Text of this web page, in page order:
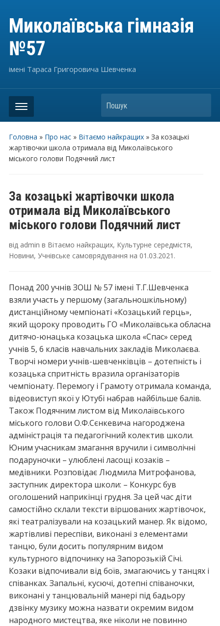
Миколаївська гімназія
№57
імені Тараса Григоровича Шевченка
Пошук
Головна » Про нас» Вітаємо найкращих» За козацькі
жартівочки школа отримала від Миколаївського
міського голови Подячний лист
За козацькі жартівочки школа
отримала від Миколаївського
міського голови Подячний лист
від admin в Вітаємо найкращих, Культурне середмістя,
Новини, Учнівське самоврядування на 01.03.2021 .
Понад 200 учнів ЗОШ № 57 імені Т.Г.Шевченка
взяли участь у першому (загальношкільному)
дистанційному чемпіонаті «Козацький герць»,
який щороку проводить ГО «Миколаївська обласна
дитячо-юнацька козацька школа «Спас» серед
учнів 5, 6 класів навчальних закладів Миколаєва.
Творчі номери учнів-шевченківців – дотепність і
козацька спритність вразила організаторів
чемпіонату. Перемогу і Грамоту отримала команда,
відеовиступ якої у Ютубі набрав найбільше балів.
Також Подячним листом від Миколаївського
міського голови О.Ф.Сєнкевича нагороджена
адміністрація та педагогічний колектив школи.
Юним учасникам змагання вручили і символічні
подаруночки – улюблені ласощі козаків –
медівники. Розповідає Людмила Митрофанова,
заступник директора школи: – Конкурс був
оголошений наприкінці грудня. За цей час діти
самостійно склали тексти віршованих жартівочок,
які театралізували на козацький манер. Як відомо,
жартівливі переспіви, виконані з елементами
танцю, були досить популярним видом
культурного відпочинку на Запорозькій Січі.
Козаки відпочивали від боїв, змагаючись у танцях і
співанках. Запальні, кусючі, дотепні співаночки,
виконані у танцювальній манері під бадьору
дзвінку музику можна назвати окремим видом
народного мистецтва, яке ніколи не повинно